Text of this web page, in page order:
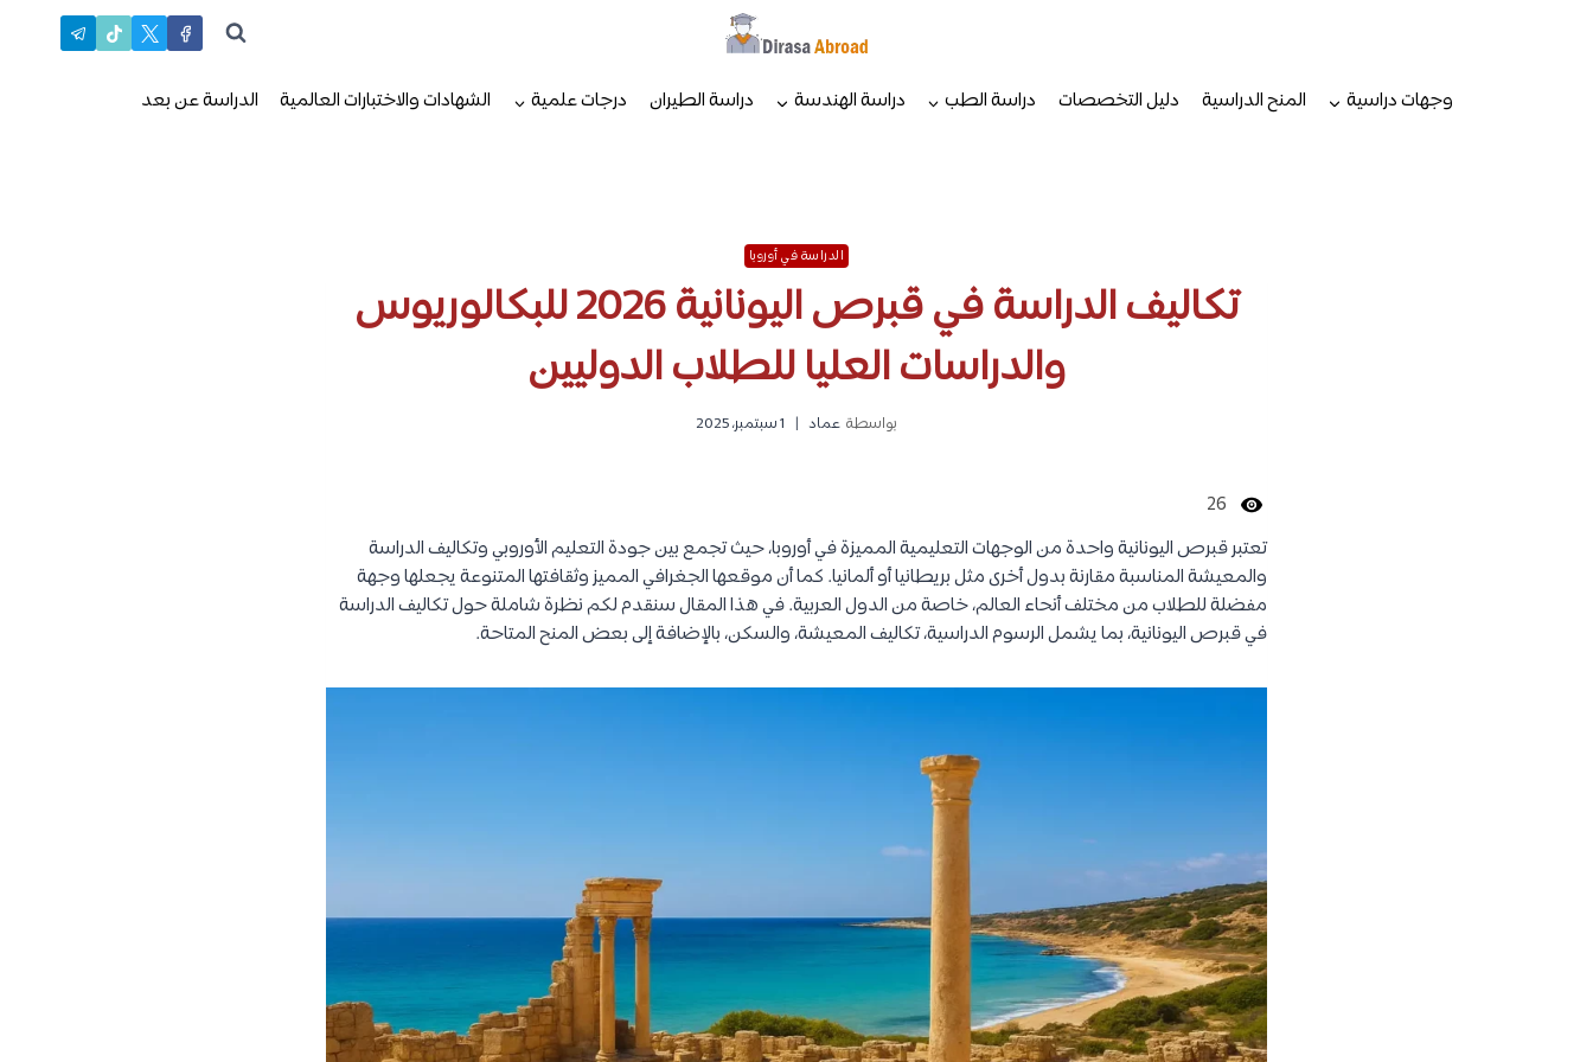
وجهات دراسية
المنح الدراسية دليل التخصصات دراسة الطب دراسة الهندسة دراسة الطيران درجات علمية الشهادات والاختبارات العالمية الدراسة عن بعد
الدراسة في أوروبا
تكاليف الدراسة في قبرص اليونانية 2026 للبكالوريوس
والدراسات العليا للطلاب الدوليين
بواسطة عماد 1 سبتمبر، 2025
26
تعتبر قبرص اليونانية واحدة من الوجهات التعليمية المميزة في أوروبا، حيث تجمع بين جودة التعليم الأوروبي وتكاليف الدراسة
والمعيشة المناسبة مقارنة بدول أخرى مثل بريطانيا أو ألمانيا. كما أن موقعها الجغرافي المميز وثقافتها المتنوعة يجعلها وجهة
مفضلة للطلاب من مختلف أنحاء العالم، خاصة من الدول العربية. في هذا المقال سنقدم لكم نظرة شاملة حول تكاليف الدراسة
في قبرص اليونانية، بما يشمل الرسوم الدراسية، تكاليف المعيشة، والسكن، بالإضافة إلى بعض المنح المتاحة.